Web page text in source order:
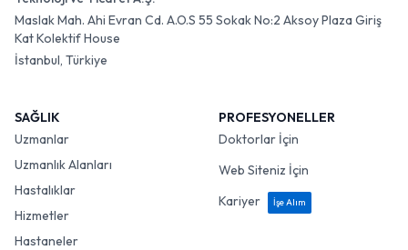
Maslak Mah. Ahi Evran Cd. A.O.S 55 Sokak No:2 Aksoy Plaza Giriş
Kat Kolektif House
İstanbul, Türkiye
SAĞLIK
Uzmanlar
Uzmanlık Alanları
Hastalıklar
Hizmetler
Hastaneler
PROFESYONELLER
Doktorlar İçin
Web Siteniz İçin
Kariyer
İşe Alım